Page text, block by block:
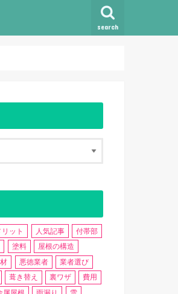
search
ット 人気記事
付帯部
塗料
屋根の構造
悪徳業者
業者選び
葺き替え 裏ワザ
費用